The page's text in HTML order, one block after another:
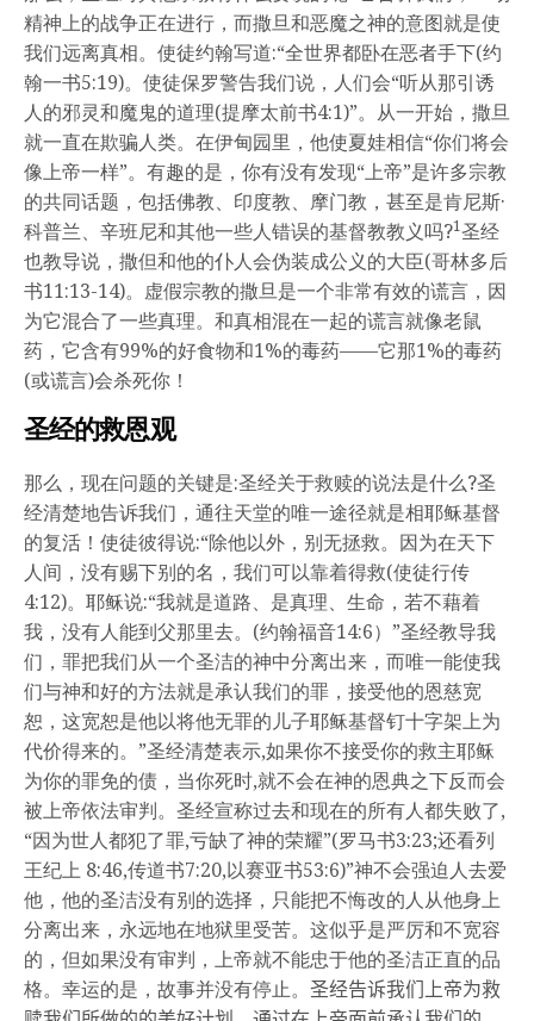
精神上的战争正在进行，而撒旦和恶魔之神的意图就是使
我们远离真相。使徒约翰写道:“全世界都卧在恶者手下(约
翰一书5:19)。使徒保罗警告我们说，人们会“听从那引诱
人的邪灵和魔鬼的道理(提摩太前书4:1)”。从一开始，撒旦
就一直在欺骗人类。在伊甸园里，他使夏娃相信“你们将会
像上帝一样”。有趣的是，你有没有发现“上帝”是许多宗教
的共同话题，包括佛教、印度教、摩门教，甚至是肯尼斯·
科普兰、辛班尼和其他一些人错误的基督教教义吗?1 圣经
也教导说，撒但和他的仆人会伪装成公义的大臣(哥林多后
书11:13-14)。虚假宗教的撒旦是一个非常有效的谎言，因
为它混合了一些真理。和真相混在一起的谎言就像老鼠
药，它含有99%的好食物和1%的毒药——它那1%的毒药
(或谎言)会杀死你！
圣经的救恩观
那么，现在问题的关键是:圣经关于救赎的说法是什么?圣
经清楚地告诉我们，通往天堂的唯一途径就是相耶稣基督
的复活！使徒彼得说:“除他以外，别无拯救。因为在天下
人间，没有赐下别的名，我们可以靠着得救(使徒行传
4:12)。耶稣说:“我就是道路、是真理、生命，若不藉着
我，没有人能到父那里去。(约翰福音14:6）”圣经教导我
们，罪把我们从一个圣洁的神中分离出来，而唯一能使我
们与神和好的方法就是承认我们的罪，接受他的恩慈宽
恕，这宽恕是他以将他无罪的儿子耶稣基督钉十字架上为
代价得来的。”圣经清楚表示,如果你不接受你的救主耶稣
为你的罪免的债，当你死时,就不会在神的恩典之下反而会
被上帝依法审判。圣经宣称过去和现在的所有人都失败了,
“因为世人都犯了罪,亏缺了神的荣耀”(罗马书3:23;还看列
王纪上 8:46,传道书7:20,以赛亚书53:6)”神不会强迫人去爱
他，他的圣洁没有别的选择，只能把不悔改的人从他身上
分离出来，永远地在地狱里受苦。这似乎是严厉和不宽容
的，但如果没有审判，上帝就不能忠于他的圣洁正直的品
格。幸运的是，故事并没有停止。 圣经告诉我们上帝为救